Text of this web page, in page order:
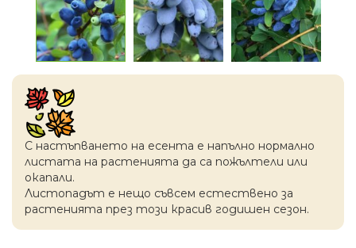
С настъпването на есентa е напълно нормално
листата на растенията да са пожълтели или
окапaли.
Листопадът е нещо съвсем естествено за
растенията през този красив годишен сезон.